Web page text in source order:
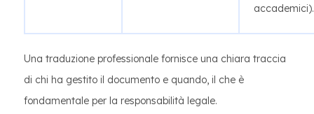
accademici).
Una traduzione professionale fornisce una chiara traccia
di chi ha gestito il documento e quando, il che è
fondamentale per la responsabilità legale.